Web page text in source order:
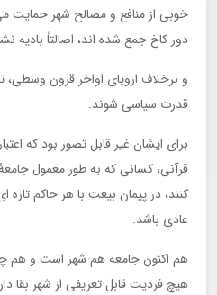
خوبی از منافع و مصالح شهر حمایت
دور کاخ جمع شده اند، اصالتاً بادیه
و برخلاف اروپای اواخر قرون وسطی،
قدرت سیاسی شوند.
برای ایشان غیر قابل تصور بود که
قرآنی، کسانی که به طور معمول
کنند، در پیمان بیعت با هر حاکم
عادی باشد.
هم اکنون جامعه هم شهر است و هم
هیچ فردیت قابل تعریفی از شهر بقا